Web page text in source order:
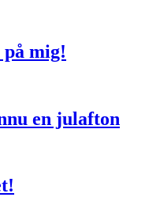
mig!
en julafton